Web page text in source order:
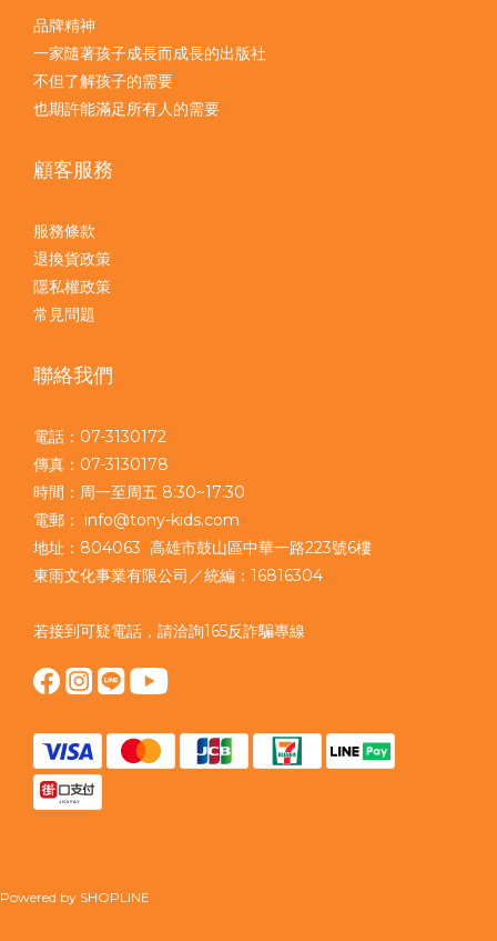
品牌精神
一家隨著孩子成長而成長的出版社
不但了解孩子的需要
也期許能滿足所有人的需要
顧客服務
服務條款
退換貨政策
隱私權政策
常見問題
聯絡我們
電話：07-3130172
傳真：07-3130178
時間：周一至周五 8:30~17:30
電郵： info@tony-kids.com
地址：804063 高雄市鼓山區中華一路223號6樓
東雨文化事業有限公司／統編：16816304
若接到可疑電話，請洽詢165反詐騙專線
Powered by SHOPLINE